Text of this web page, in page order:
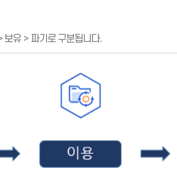
보유 > 파기로 구분됩니다.